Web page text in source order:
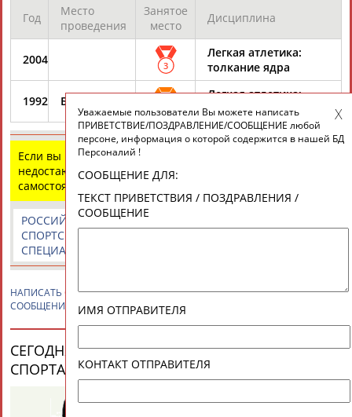
Разработка и поддержка ООО НАИТ «Стадион»
Год
Место
проведения
Занятое
место
Дисциплина
2004 3
Легкая атлетика:
толкание ядра
1992 Барселона
Легкая атлетика:
толкание ядра
Если вы нашли ошибку в данных или имеете
недостающую информацию, внесите изменения
самостоятельно
РОССИЙСКИЕ
РОССИЙСКИЕ
СПОРТСМЕНЫ,
СПЕЦИАЛИСТЫ
НАПИСАТЬ Светлана КРИВЕЛЕВАПРИВЕТСТВИЕ / ПОЗДРАВЛЕНИЕ /
СООБЩЕНИЕ
СЕГОДНЯ ДЕНЬ РОЖДЕНИЯ У ПЕРСОН ИЗ МИРА
СПОРТА (33 ПЕРСОНАЛИЙ)
Уважаемые пользователи Вы можете написать
ПРИВЕТСТВИЕ/ПОЗДРАВЛЕНИЕ/СООБЩЕНИЕ любой
персоне, информация о которой содержится в нашей БД
Персоналий !
СООБЩЕНИЕ ДЛЯ:
ТЕКСТ ПРИВЕТСТВИЯ / ПОЗДРАВЛЕНИЯ /
СООБЩЕНИЕ
ИМЯ ОТПРАВИТЕЛЯ
КОНТАКТ ОТПРАВИТЕЛЯ